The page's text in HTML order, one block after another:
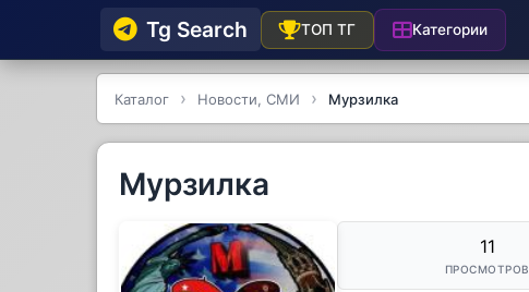
Tg Searсh ТОП ТГ Категории
Каталог Новости, СМИ Мурзилка
Мурзилка
11
ПРОСМОТРОВ